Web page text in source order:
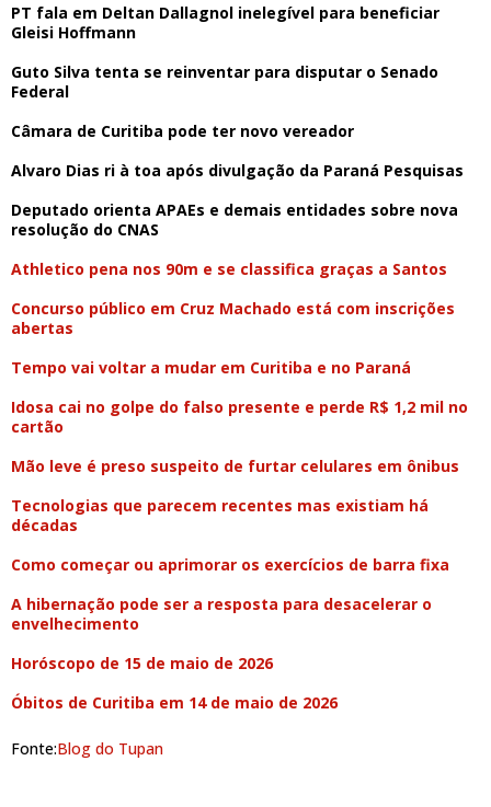
PT fala em Deltan Dallagnol inelegível para beneficiar
Gleisi Hoffmann
Guto Silva tenta se reinventar para disputar o Senado
Federal
Câmara de Curitiba pode ter novo vereador
Alvaro Dias ri à toa após divulgação da Paraná Pesquisas
Deputado orienta APAEs e demais entidades sobre nova
resolução do CNAS
Athletico pena nos 90m e se classifica graças a Santos
Concurso público em Cruz Machado está com inscrições
abertas
Tempo vai voltar a mudar em Curitiba e no Paraná
Idosa cai no golpe do falso presente e perde R$ 1,2 mil no
cartão
Mão leve é preso suspeito de furtar celulares em ônibus
Tecnologias que parecem recentes mas existiam há
décadas
Como começar ou aprimorar os exercícios de barra fixa
A hibernação pode ser a resposta para desacelerar o
envelhecimento
Horóscopo de 15 de maio de 2026
Óbitos de Curitiba em 14 de maio de 2026
Fonte:Blog do Tupan